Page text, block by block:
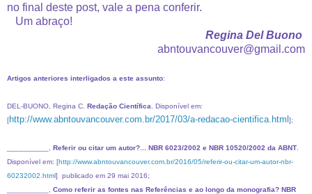
no final deste post, vale a pena conferir.
Um abraço!
Regina Del Buono
abntouvancouver@gmail.com
Artigos anteriores interligados a este assunto:
DEL-BUONO, Regina C. Redação Científica . Disponível em:
[http://www.abntouvancouver.com.br/2017/03/a-redacao-cientifica.html];
Referir ou citar um autor?... NBR 6023/2002 e NBR 10520/2002 da ABNT
Disponível em: [http://www.abntouvancouver.com.br/2016/05/referir-ou-citar-um-autor-nbr-
60232002.html] publicado em 29 mai 2016;
Como referir as fontes nas Referências e ao longo da monografia? NBR